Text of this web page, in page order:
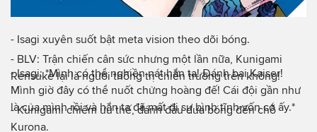
- BLV: Trận chiến cân sức nhưng một lần nữa, Kunigami
Rensuke lại là người thống trị chiến trường trên không!
- Kunigami chiếm ưu thế, đánh đầu đưa bóng đến chỗ
Kurona.
- Isagi xuyên suốt bật meta vision theo dõi bóng.
- Isagi: *Mình có thể nghiền nát hắn ta! Đánh bại Kaiser!
Mình giờ đây có thể nuốt chửng hoàng đế! Cái đội gần như
là của mình rồi và hắn ta đã mất đi sự bình tĩnh vốn có ấy.*